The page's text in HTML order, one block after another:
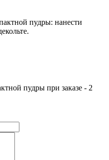
пудры: нанести
пудры при заказе - 2